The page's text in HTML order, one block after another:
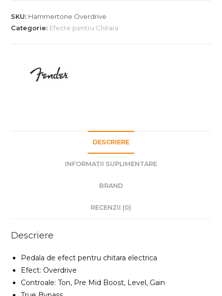
Fender
SKU: Hammertone Overdrive
Categorie: Efecte pentru Chitara
DESCRIERE
INFORMAȚII SUPLIMENTARE
BRAND
RECENZII (0)
Descriere
Pedala de efect pentru chitara electrica
Efect: Overdrive
Controale: Ton, Pre Mid Boost, Level, Gain